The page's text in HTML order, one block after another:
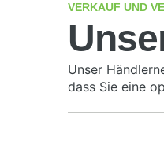
VERKAUF UND
Unser
dass Sie eine